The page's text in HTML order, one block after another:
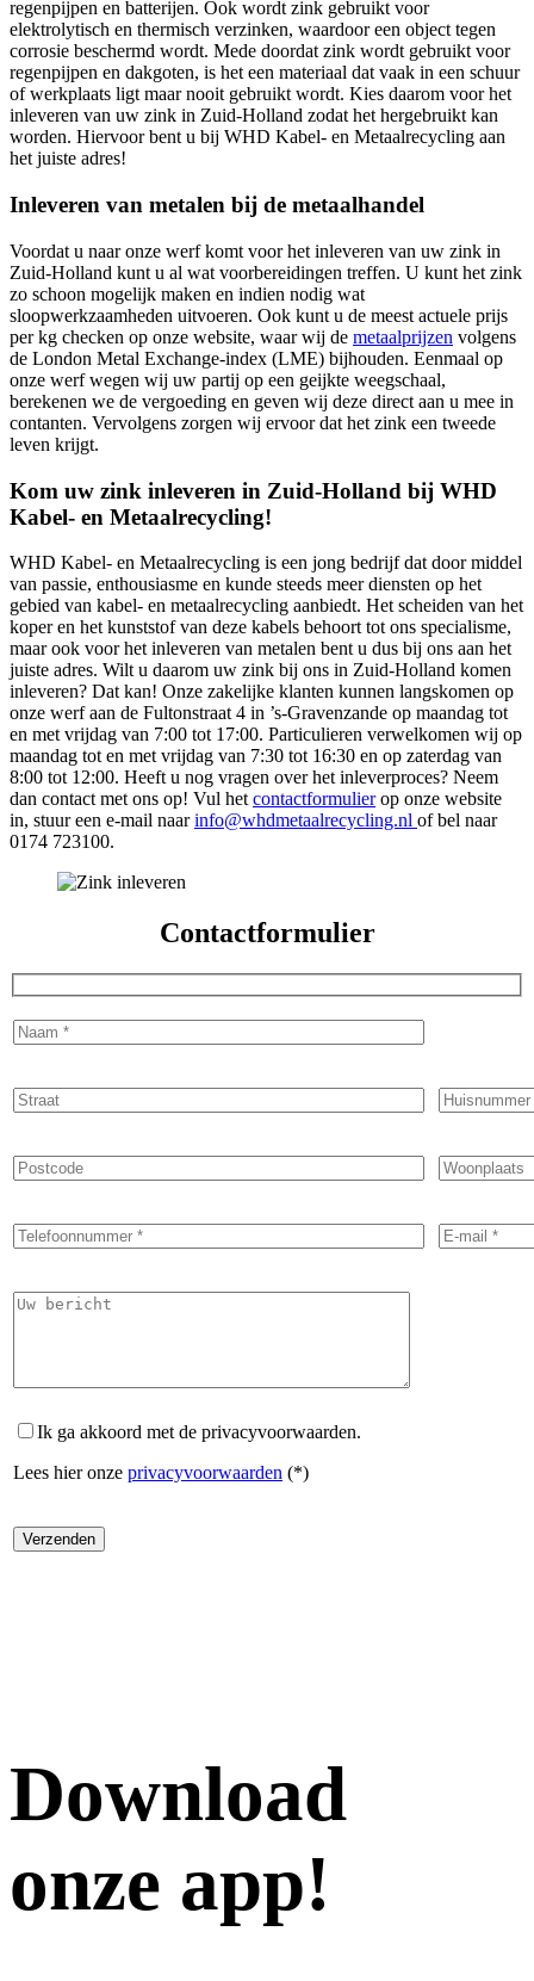
regenpijpen en batterijen. Ook wordt zink gebruikt voor
elektrolytisch en thermisch verzinken, waardoor een object tegen
corrosie beschermd wordt. Mede doordat zink wordt gebruikt voor
regenpijpen en dakgoten, is het een materiaal dat vaak in een schuur
of werkplaats ligt maar nooit gebruikt wordt. Kies daarom voor het
inleveren van uw zink in Zuid-Holland zodat het hergebruikt kan
worden. Hiervoor bent u bij WHD Kabel- en Metaalrecycling aan
het juiste adres!
Inleveren van metalen bij de metaalhandel
Voordat u naar onze werf komt voor het inleveren van uw zink in
Zuid-Holland kunt u al wat voorbereidingen treffen. U kunt het zink
zo schoon mogelijk maken en indien nodig wat
sloopwerkzaamheden uitvoeren. Ook kunt u de meest actuele prijs
per kg checken op onze website, waar wij de metaalprijzen volgens
de London Metal Exchange-index (LME) bijhouden. Eenmaal op
onze werf wegen wij uw partij op een geijkte weegschaal,
berekenen we de vergoeding en geven wij deze direct aan u mee in
contanten. Vervolgens zorgen wij ervoor dat het zink een tweede
leven krijgt.
Kom uw zink inleveren in Zuid-Holland bij WHD
Kabel- en Metaalrecycling!
WHD Kabel- en Metaalrecycling is een jong bedrijf dat door middel
van passie, enthousiasme en kunde steeds meer diensten op het
gebied van kabel- en metaalrecycling aanbiedt. Het scheiden van het
koper en het kunststof van deze kabels behoort tot ons specialisme,
maar ook voor het inleveren van metalen bent u dus bij ons aan het
juiste adres. Wilt u daarom uw zink bij ons in Zuid-Holland komen
inleveren? Dat kan! Onze zakelijke klanten kunnen langskomen op
onze werf aan de Fultonstraat 4 in ’s-Gravenzande op maandag tot
en met vrijdag van 7:00 tot 17:00. Particulieren verwelkomen wij op
maandag tot en met vrijdag van 7:30 tot 16:30 en op zaterdag van
8:00 tot 12:00. Heeft u nog vragen over het inleverproces? Neem
dan contact met ons op! Vul het contactformulierop onze website
in, stuur een e-mail naarinfo@whdmetaalrecycling.nl of bel naar
0174 723100.
Contactformulier
Ik ga akkoord met de privacyvoorwaarden.
Lees hier onze privacyvoorwaarden (*)
Download
onze app!